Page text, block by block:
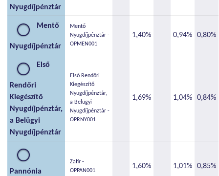
Nyugdíjpénztár
Mentő
Nyugdíjpénztár
Mentő
Nyugdíjpénztár -
OPMEN001
1,40% 0,94% 0,80%
Első
Rendőri
Kiegészítő
Nyugdíjpénztár,
a Belügyi
Nyugdíjpénztár
Első Rendőri
Kiegészítő
Nyugdíjpénztár,
a Belügyi
Nyugdíjpénztár -
OPRNY001
1,69% 1,04% 0,84%
Pannónia
Zafír -
OPPAN001
1,60% 1,01% 0,85%